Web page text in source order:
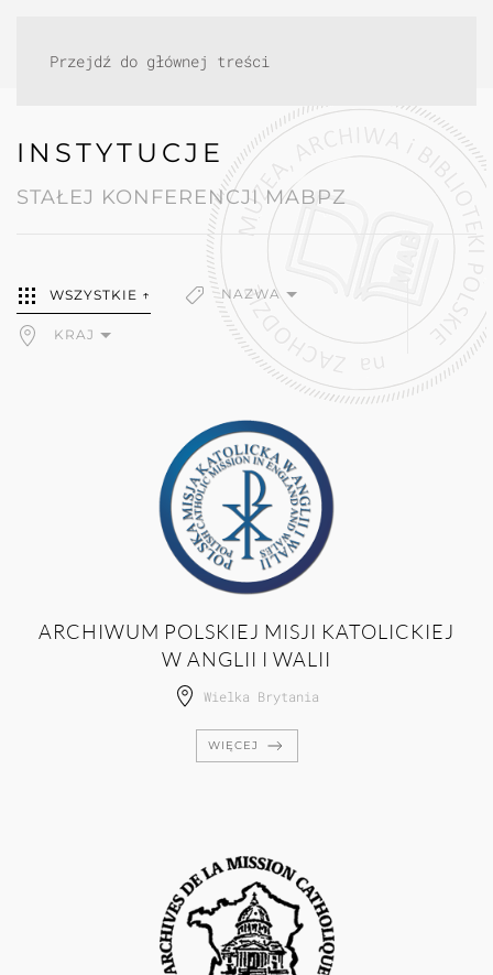
Przejdź do głównej treści
INSTYTUCJE
STAŁEJ KONFERENCJI MABPZ
WSZYSTKIE ↑ NAZWA
KRAJ
ARCHIWUM POLSKIEJ MISJI KATOLICKIEJ
W ANGLII I WALII
Wielka Brytania
WIĘCEJ